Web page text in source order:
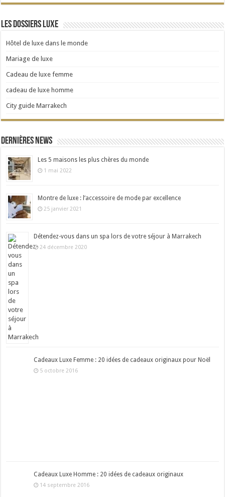
Les dossiers Luxe
Hôtel de luxe dans le monde
Mariage de luxe
Cadeau de luxe femme
cadeau de luxe homme
City guide Marrakech
Dernières news
Les 5 maisons les plus chères du monde
1 mai 2022
Montre de luxe : l’accessoire de mode par excellence
25 janvier 2021
Détendez-vous dans un spa lors de votre séjour à Marrakech
24 décembre 2020
Cadeaux Luxe Femme : 20 idées de cadeaux originaux pour Noël
5 octobre 2016
Cadeaux Luxe Homme : 20 idées de cadeaux originaux
14 septembre 2016